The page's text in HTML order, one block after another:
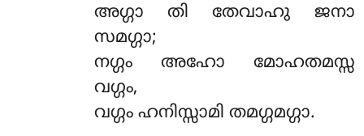
അഗ്ഗാ തി തേവാഹു ജനാ
സമഗ്ഗാ;
നഗ്ഗം അഹോ മോഹതമസ്സ
വഗ്ഗം,
വഗ്ഗം ഹനിസ്സാമി തമഗ്ഗമഗ്ഗാ.